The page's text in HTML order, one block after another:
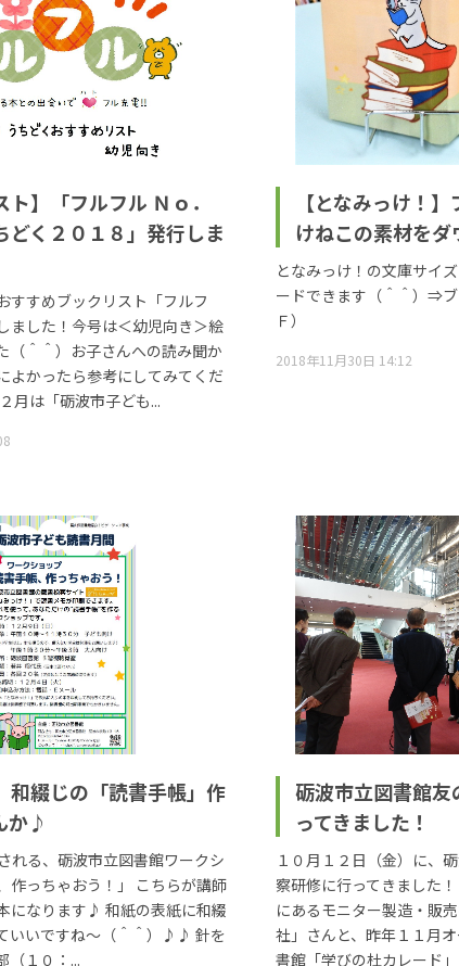
ト】「フルフル Ｎｏ．
どく２０１８」発行しま
すすめブックリスト「フルフ
ました！今号は＜幼児向き＞絵
（＾＾）お子さんへの読み聞か
よかったら参考にしてみてくだ
月は「砺波市子ども...
【となみっけ！
けねこの素材を
となみっけ！の文庫サイ
ードできます（＾＾）⇒
Ｆ）
2018年11月30日 14:12
和綴じの「読書手帳」作
か♪
れる、砺波市立図書館ワークシ
作っちゃおう！」 こちらが講師
になります♪ 和紙の表紙に和綴
いいですね～（＾＾）♪♪ 針を
（１０：...
砺波市立図書館
ってきました！
１０月１２日（金）に、
察研修に行ってきました
にあるモニター製造・販
社」さんと、昨年１１月
書館「学びの杜カレード」